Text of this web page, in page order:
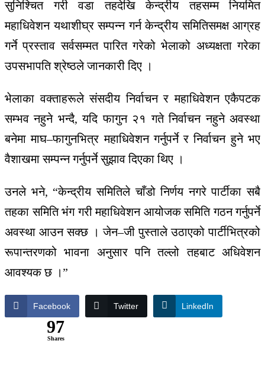
सुनिश्चित गरी वडा तहदेखि केन्द्रीय तहसम्म नियमित
महाधिवेशन यथाशीघ्र सम्पन्न गर्न केन्द्रीय समितिसमक्ष आग्रह
गर्ने प्रस्ताव सर्वसम्मत पारित गरेको भेलाको अध्यक्षता गरेका
उपसभापति श्रेष्ठले जानकारी दिए ।
भेलाका वक्ताहरूले संसदीय निर्वाचन र महाधिवेशन एकैपटक
सम्भव नहुने भन्दै, यदि फागुन २१ गते निर्वाचन नहुने अवस्था
बनेमा माघ–फागुनभित्र महाधिवेशन गर्नुपर्ने र निर्वाचन हुने भए
वैशाखमा सम्पन्न गर्नुपर्ने सुझाव दिएका थिए ।
उनले भने, “केन्द्रीय समितिले चाँडो निर्णय नगरे पार्टीका सबै
तहका समिति भंग गरी महाधिवेशन आयोजक समिति गठन गर्नुपर्ने
अवस्था आउन सक्छ । जेन–जी पुस्ताले उठाएको पार्टीभित्रको
रूपान्तरणको भावना अनुसार पनि तल्लो तहबाट अधिवेशन
आवश्यक छ ।”
Facebook Twitter LinkedIn
97
Shares